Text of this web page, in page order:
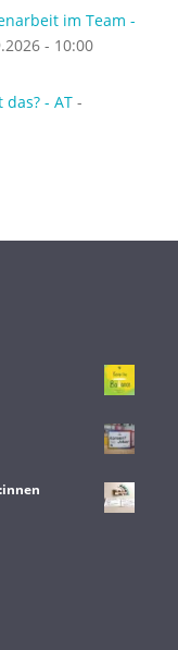
im Team -
- 10:00
- AT-